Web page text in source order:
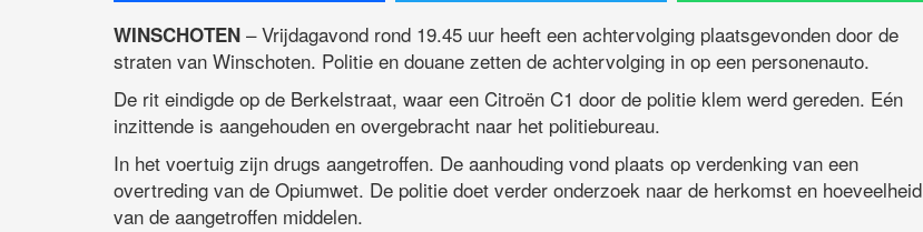
WINSCHOTEN – Vrijdagavond rond 19.45 uur heeft een achtervolging plaatsgevonden door de
straten van Winschoten. Politie en douane zetten de achtervolging in op een personenauto.
De rit eindigde op de Berkelstraat, waar een Citroën C1 door de politie klem werd gereden. Eén
inzittende is aangehouden en overgebracht naar het politiebureau.
In het voertuig zijn drugs aangetroffen. De aanhouding vond plaats op verdenking van een
overtreding van de Opiumwet. De politie doet verder onderzoek naar de herkomst en hoeveelheid
van de aangetroffen middelen.